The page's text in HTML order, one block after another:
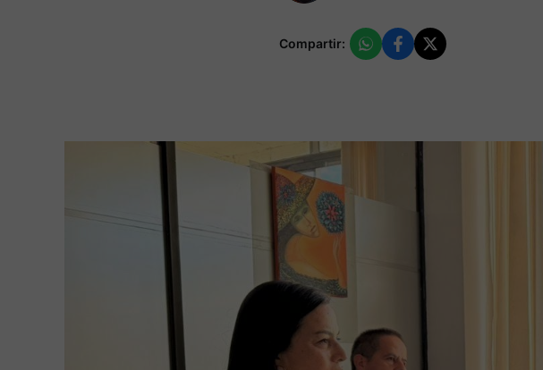
Compartir: